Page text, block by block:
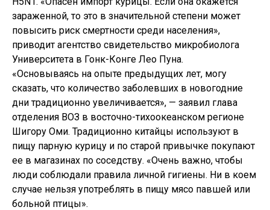
зараженной, то это в значительной степени может
повысить риск смертности среди населения»,
приводит агентство свидетельство микробиолога
Университета в Гонк-Конге Лео Пуна.
«Основываясь на опыте предыдущих лет, могу
сказать, что количество заболевших в новогодние
дни традиционно увеличивается», — заявил глава
отделения ВОЗ в восточно-тихоокеанском регионе
Шигору Оми. Традиционно китайцы используют в
пищу парную курицу и по старой привычке покупают
ее в магазинах по соседству. «Очень важно, чтобы
люди соблюдали правила личной гигиены. Ни в коем
случае нельзя употреблять в пищу мясо павшей или
больной птицы».